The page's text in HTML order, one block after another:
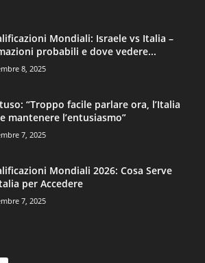
Mondiali: Israele vs Italia –
probabili e dove vedere...
8, 2025
“Troppo facile parlare ora, l’Italia
mantenere l’entusiasmo”
7, 2025
Mondiali 2026: Cosa Serve
per Accedere
7, 2025